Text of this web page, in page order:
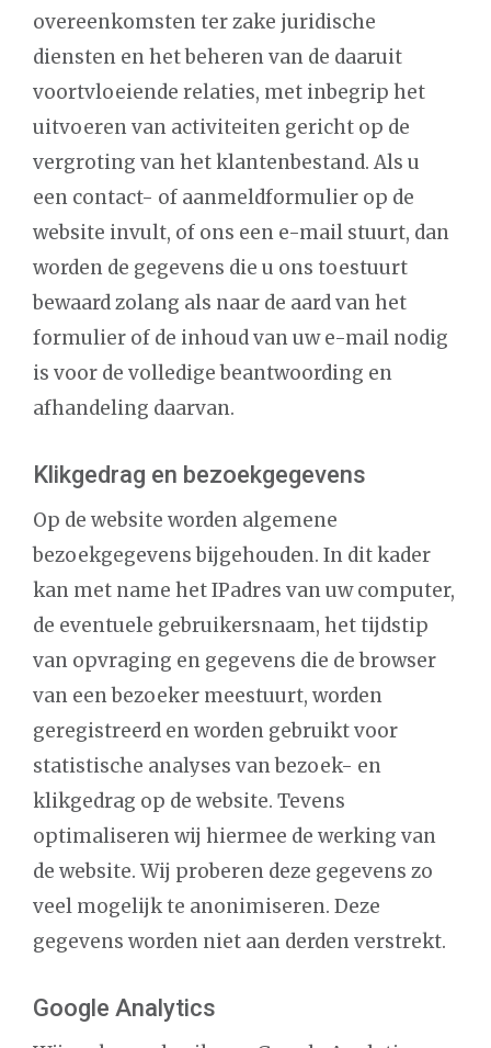
overeenkomsten ter zake juridische
diensten en het beheren van de daaruit
voortvloeiende relaties, met inbegrip het
uitvoeren van activiteiten gericht op de
vergroting van het klantenbestand. Als u
een contact- of aanmeldformulier op de
website invult, of ons een e-mail stuurt, dan
worden de gegevens die u ons toestuurt
bewaard zolang als naar de aard van het
formulier of de inhoud van uw e-mail nodig
is voor de volledige beantwoording en
afhandeling daarvan.
Klikgedrag en bezoekgegevens
Op de website worden algemene
bezoekgegevens bijgehouden. In dit kader
kan met name het IPadres van uw computer,
de eventuele gebruikersnaam, het tijdstip
van opvraging en gegevens die de browser
van een bezoeker meestuurt, worden
geregistreerd en worden gebruikt voor
statistische analyses van bezoek- en
klikgedrag op de website. Tevens
optimaliseren wij hiermee de werking van
de website. Wij proberen deze gegevens zo
veel mogelijk te anonimiseren. Deze
gegevens worden niet aan derden verstrekt.
Google Analytics